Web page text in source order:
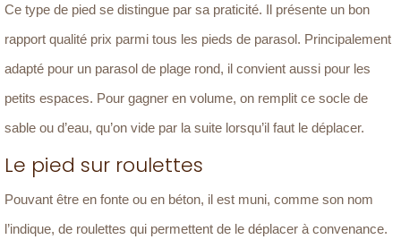
Ce type de pied se distingue par sa praticité. Il présente un bon
rapport qualité prix parmi tous les pieds de parasol. Principalement
adapté pour un parasol de plage rond, il convient aussi pour les
petits espaces. Pour gagner en volume, on remplit ce socle de
sable ou d’eau, qu’on vide par la suite lorsqu’il faut le déplacer.
Le pied sur roulettes
Pouvant être en fonte ou en béton, il est muni, comme son nom
l’indique, de roulettes qui permettent de le déplacer à convenance.